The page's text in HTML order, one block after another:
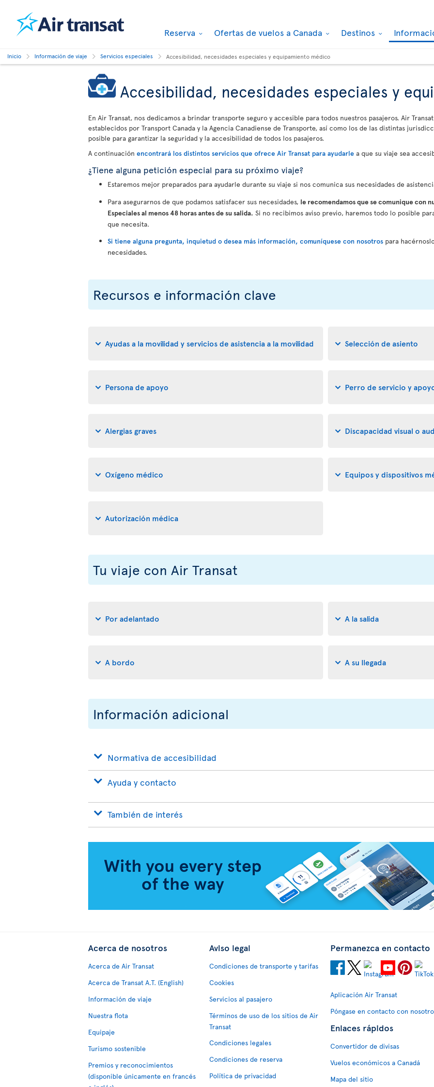
Reserva Ofertas de vuelos a Canada Destinos
Inicio Información de viaje Servicios especiales Accesibilidad, necesidades especiales y equipamiento médico
Accesibilidad, necesidades especiales y
En Air Transat, nos dedicamos a brindar transporte seguro y accesible para todos nuestros pasajeros. Air
establecidos por Transport Canada y la Agencia Canadiense de Transporte, así como los de las distintas
posible para garantizar la seguridad y la accesibilidad de todos los pasajeros.
A continuación encontrará los distintos servicios que ofrece Air Transat para ayudarle a que su viaje sea
¿Tiene alguna petición especial para su próximo viaje?
Estaremos mejor preparados para ayudarle durante su viaje si nos comunica sus necesidades de
Para asegurarnos de que podamos satisfacer sus necesidades, le recomendamos que se comunique con
Especiales al menos 48 horas antes de su salida. Si no recibimos aviso previo, haremos todo lo posible
que necesita.
Si tiene alguna pregunta, inquietud o desea más información, comuníquese con nosotros para
necesidades.
Recursos e información clave
Ayudas a la movilidad y servicios de asistencia a la movilidad Selección de asiento
Persona de apoyo Perro de servicio y
Alergias graves Discapacidad visual o
Oxígeno médico Equipos y dispositivos
Autorización médica
Tu viaje con Air Transat
Por adelantado A la salida
A bordo A su llegada
Información adicional
Normativa de accesibilidad
Ayuda y contacto
También de interés
Acerca de nosotros
Acerca de Air Transat
Acerca de Transat A.T. (English)
Información de viaje
Nuestra flota
Equipaje
Turismo sostenible
Premios y reconocimientos
(disponible únicamente en francés
Aviso legal
Condiciones de transporte y tarifas
Cookies
Servicios al pasajero
Términos de uso de los sitios de Air
Transat
Condiciones legales
Condiciones de reserva
Política de privacidad
Permanezca en contacto
Aplicación Air Transat
Póngase en contacto con
Enlaces rápidos
Convertidor de divisas
Vuelos económicos a Canadá
Mapa del sitio